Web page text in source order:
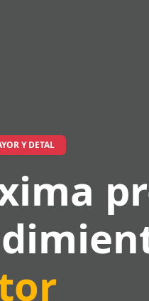
Y DETAL